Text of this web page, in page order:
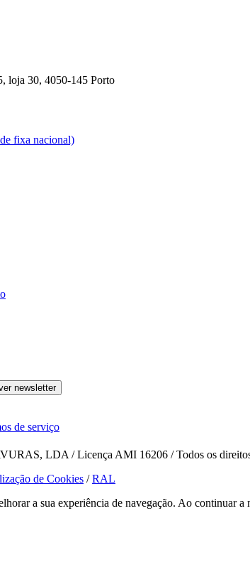
loja 30, 4050-145 Porto
fixa nacional)
newsletter
de serviço
LDA / Licença AMI 16206 / Todos os
de Cookies /RAL
a sua experiência de navegação. Ao continuar a